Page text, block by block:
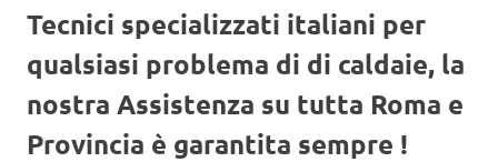
Tecnici specializzati italiani per
qualsiasi problema di di caldaie, la
nostra Assistenza su tutta Roma e
Provincia è garantita sempre !